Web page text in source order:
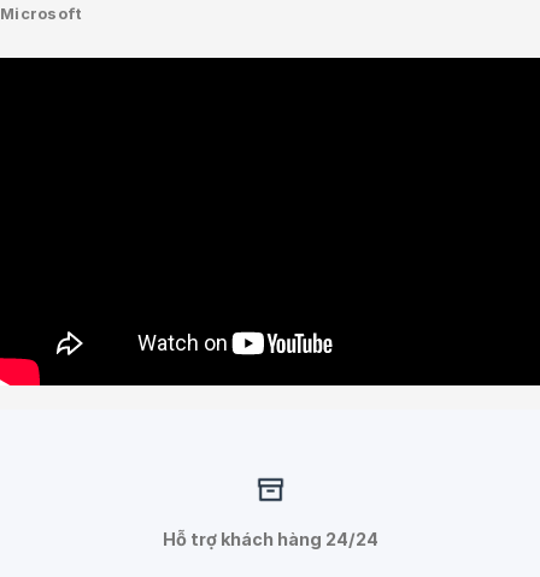
Microsoft
Hỗ trợ khách hàng 24/24